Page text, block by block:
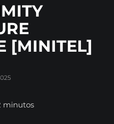
[MINITEL]
minutos